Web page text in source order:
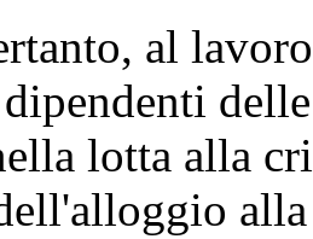
al
dipendenti
lotta alla